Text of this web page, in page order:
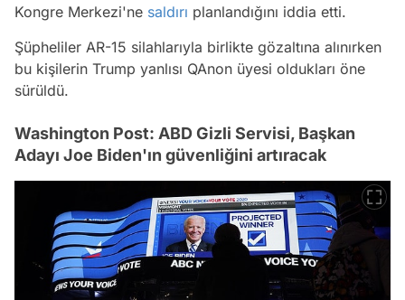
Kongre Merkezi'ne saldırı planlandığını iddia etti.
Şüpheliler AR-15 silahlarıyla birlikte gözaltına alınırken
bu kişilerin Trump yanlısı QAnon üyesi oldukları öne
sürüldü.
Washington Post: ABD Gizli Servisi, Başkan
Adayı Joe Biden'ın güvenliğini artıracak